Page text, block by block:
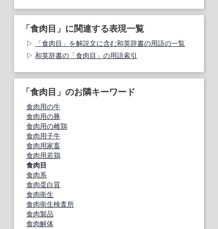
「食肉目」に関連する表現一覧
「食肉目」を解説文に含む和英辞書の用語の一覧
和英辞書の「食肉目」の用語索引
「食肉目」のお隣キーワード
食肉用の牛
食肉用の豚
食肉用の雌鶏
食肉用子牛
食肉用家畜
食肉用若鶏
食肉目
食肉系
食肉蛋白質
食肉衛生
食肉衛生検査所
食肉製品
食肉解体